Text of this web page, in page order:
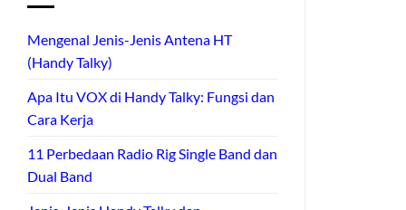
Mengenal Jenis-Jenis Antena HT
(Handy Talky)
Apa Itu VOX di Handy Talky: Fungsi dan
Cara Kerja
11 Perbedaan Radio Rig Single Band dan
Dual Band